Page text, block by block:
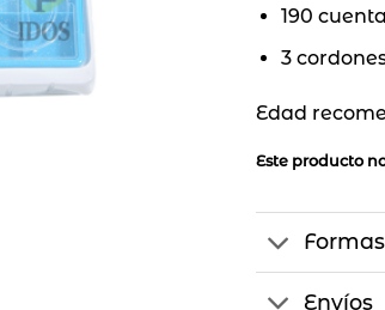
190
3
Edad
Este producto
Envíos